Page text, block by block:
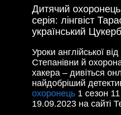
Дитячий
серія: лінгвіст
український
Уроки англійської від
Степанівни й
хакера – дивіться
найдобріший
охоронець 1 сезон 11
19.09.2023 на сайті